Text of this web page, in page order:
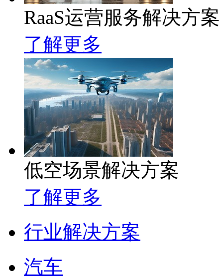
RaaS运营服务解决方案
了解更多
低空场景解决方案
了解更多
行业解决方案
汽车